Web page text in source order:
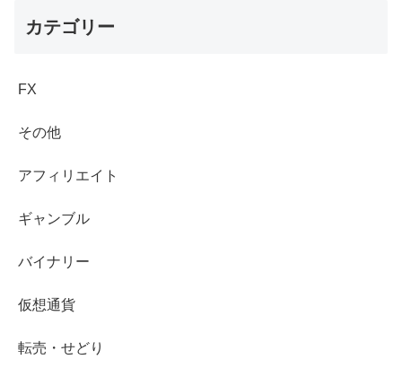
カテゴリー
FX
その他
アフィリエイト
ギャンブル
バイナリー
仮想通貨
転売・せどり